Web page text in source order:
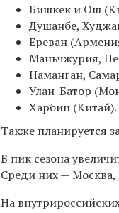
Бишкек и Ош
Душанбе,
Ереван
Маньчжурия,
Наманган,
Улан-Батор
Харбин (Китай).
Также планируется
В пик сезона
Среди них — Москва,
На